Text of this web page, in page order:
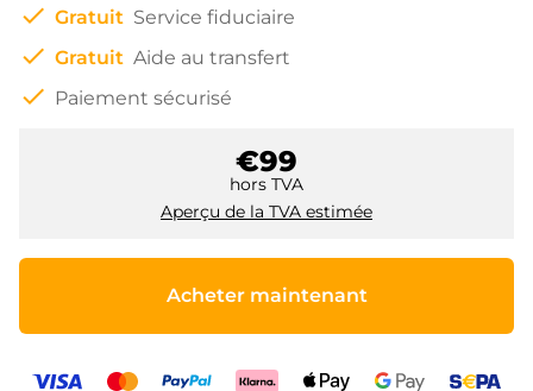
check Gratuit Service fiduciaire
check Gratuit Aide au transfert
check Paiement sécurisé
€99
hors TVA
Aperçu de la TVA estimée
Acheter maintenant